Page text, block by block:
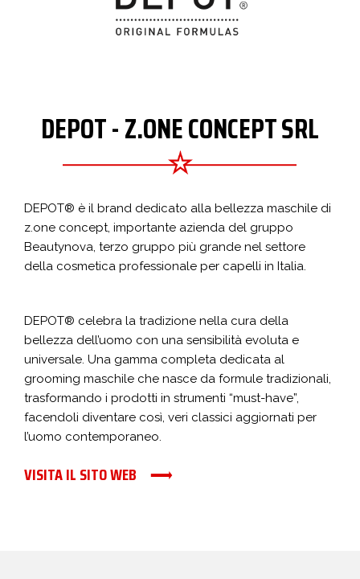
DEPOT - Z.ONE CONCEPT SRL
DEPOT® è il brand dedicato alla bellezza maschile di
z.one concept, importante azienda del gruppo
Beautynova, terzo gruppo più grande nel settore
della cosmetica professionale per capelli in Italia.
DEPOT® celebra la tradizione nella cura della
bellezza dell’uomo con una sensibilità evoluta e
universale. Una gamma completa dedicata al
grooming maschile che nasce da formule tradizionali,
trasformando i prodotti in strumenti “must-have”,
facendoli diventare così, veri classici aggiornati per
l’uomo contemporaneo.
VISITA IL SITO WEB